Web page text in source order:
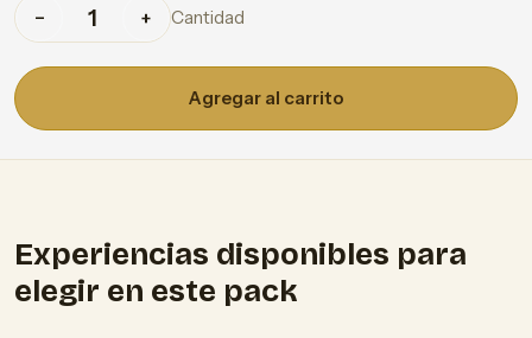
− + Cantidad
Agregar al carrito
Experiencias disponibles para
elegir en este pack